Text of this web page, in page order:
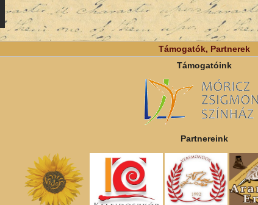
Támogatók, Partnerek
Támogatóink
Partnereink